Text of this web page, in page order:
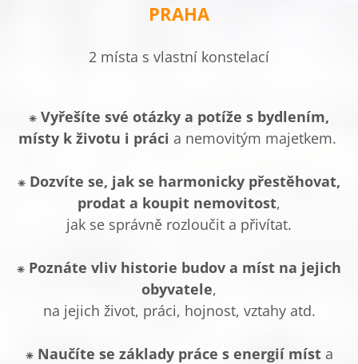
PRAHA
2 místa s vlastní konstelací
⁕ Vyřešíte své otázky a potíže s bydlením,
místy k životu i práci a nemovitým majetkem.
⁕ Dozvíte se, jak se harmonicky přestěhovat,
prodat a koupit nemovitost,
jak se správně rozloučit a přivítat.
⁕ Poznáte vliv historie budov a míst na jejich
obyvatele,
na jejich život, práci, hojnost, vztahy atd.
⁕ Naučíte se základy práce s energií místa